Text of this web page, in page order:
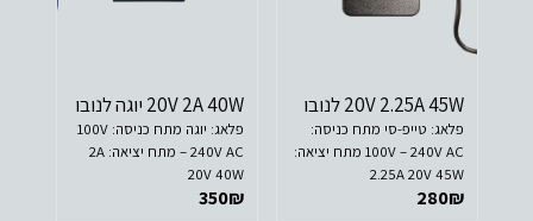
20V 2.25A 45W לנובו
פלאג: טייפ-סי מתח כניסה:
100V – 240V AC מתח יציאה:
2.25A 20V 45W
280₪
20V 2A 40W יוגה לנובו
פלאג: יוגה מתח כניסה: 100V
– 240V AC מתח יציאה: 2A
20V 40W
350₪